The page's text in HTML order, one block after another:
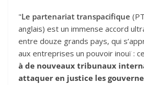
"Le partenariat transpacifique
anglais) est un immense accord
entre douze grands pays, qui
aux entreprises un pouvoir inouï :
à de nouveaux tribunaux
attaquer en justice les